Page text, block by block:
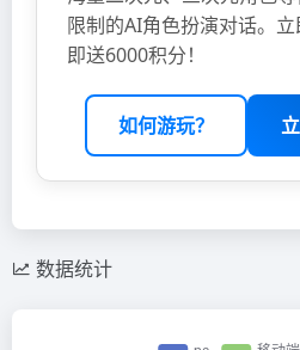
限制的AI角色扮演对话。
即送6000积分！
如何游玩？
数据统计